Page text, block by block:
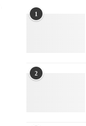
1
2